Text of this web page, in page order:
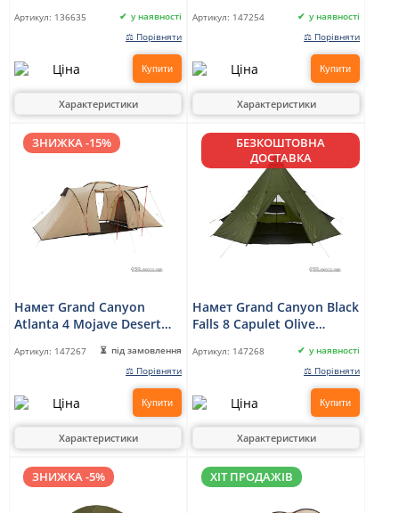
Артикул: 136635
у наявності
⚖ Порівняти
Купити
Характеристики
Артикул: 147254
у наявності
⚖ Порівняти
Купити
Характеристики
ЗНИЖКА -15%
Намет Grand Canyon
Atlanta 4 Mojave Desert
Артикул: 147267
під замовлення
⚖ Порівняти
Купити
Характеристики
БЕЗКОШТОВНА
ДОСТАВКА
Намет Grand Canyon Black
Falls 8 Capulet Olive
Артикул: 147268
у наявності
⚖ Порівняти
Купити
Характеристики
ЗНИЖКА -5% ХІТ ПРОДАЖІВ